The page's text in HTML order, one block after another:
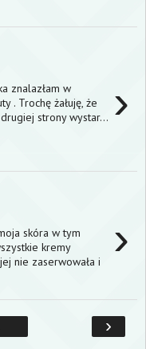
›
znalazłam w
. Trochę żałuję, że
strony wystar...
›
skóra w tym
kremy
nie zaserwowała i
›